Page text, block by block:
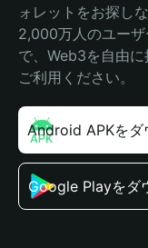
ォレットをお探し
2,000万人のユー
で、Web3を自由
ご利用ください。
Android APKをダ
Google Playをダ